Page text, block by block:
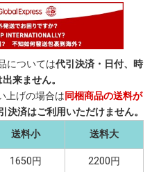
については代引決済・日付、時
来ません。
上げの場合は同梱商品の送料が
決済はご利用いただけません。
送料小
送料大
1650円 2200円